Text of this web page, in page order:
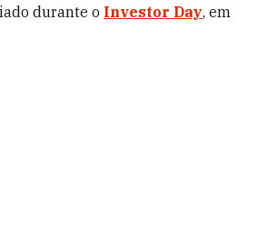
durante o Investor Day, em